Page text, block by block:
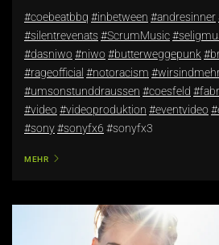
#coebeatbbq #inbetween #andresinner
#silentrevenats#ScrumMusic
#dasniwo #niwo #butterweggepunk
#rageofficial #notoracism
#umsonstunddraussen #coesfeld
#video #videoproduktion #eventvideo
#sony#sonyfx6 #sonyfx3
MEHR